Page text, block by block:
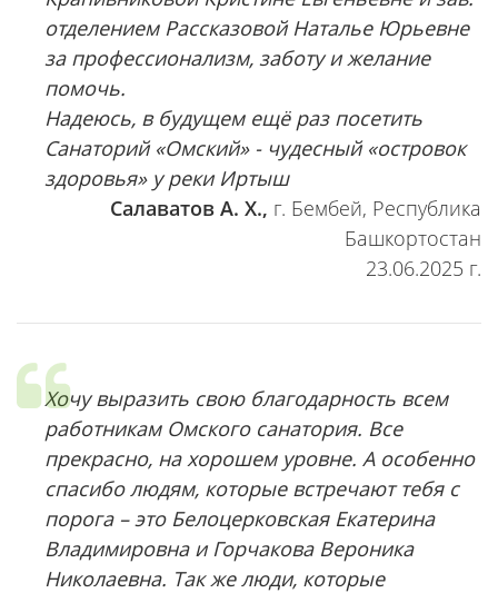
отделением Рассказовой Наталье Юрьевне
за профессионализм, заботу и желание
помочь.
Надеюсь, в будущем ещё раз посетить
Санаторий «Омский» - чудесный «островок
здоровья» у реки Иртыш
Салаватов А. Х., г. Бембей, Республика
Башкортостан
23.06.2025 г.
Хочу выразить свою благодарность всем
работникам Омского санатория. Все
прекрасно, на хорошем уровне. А особенно
спасибо людям, которые встречают тебя с
порога – это Белоцерковская Екатерина
Владимировна и Горчакова Вероника
Николаевна. Так же люди, которые